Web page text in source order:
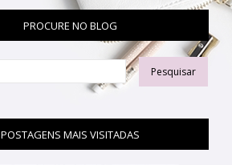
PROCURE NO BLOG
POSTAGENS MAIS VISITADAS